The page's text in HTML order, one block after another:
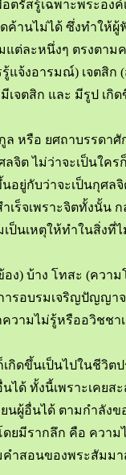
รัสรู้เฉพาะพระอง
านไม่ได้ ซึ่งทำให้ผู้
ต่ละหนึ่งๆ ตรงตาม
จ้งอารมณ์) เจตสิก
จตสิก และ มีรูป เกิ
รือ ยศถาบรรดาศั
จิต ไม่ว่าจะเป็นใค
ยู่กับว่าจะเป็นกุศล
ร็จเพราะจิตทั้งนั้น
ป็นเหตุให้ทำในสิ่ง
) บ้าง โทสะ (ควา
ารอบรมเจริญปัญญ
วามไม่รู้หรืออวิชช
กิดขึ้นเป็นไปในชีวิ
ด้ ทั้งนี้เพราะเคยส
นผู้อื่นได้ ตามกำลัง
มีรากลึก คือ ความ
สอนของพระสัมมา